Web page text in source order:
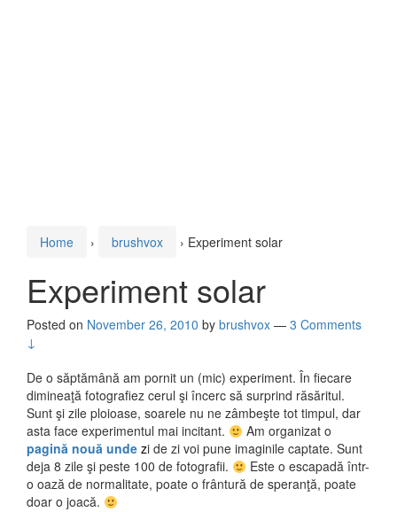
Home › brushvox › Experiment solar
Experiment solar
Posted on November 26, 2010 by brushvox — 3 Comments
↓
De o săptămână am pornit un (mic) experiment. În fiecare
dimineaţă fotografiez cerul şi încerc să surprind răsăritul.
Sunt şi zile ploioase, soarele nu ne zâmbeşte tot timpul, dar
asta face experimentul mai incitant.
Am organizat o
pagină nouă unde zi de zi voi pune imaginile captate. Sunt
deja 8 zile şi peste 100 de fotografii.
Este o escapadă într-
o oază de normalitate, poate o frântură de speranţă, poate
doar o joacă.